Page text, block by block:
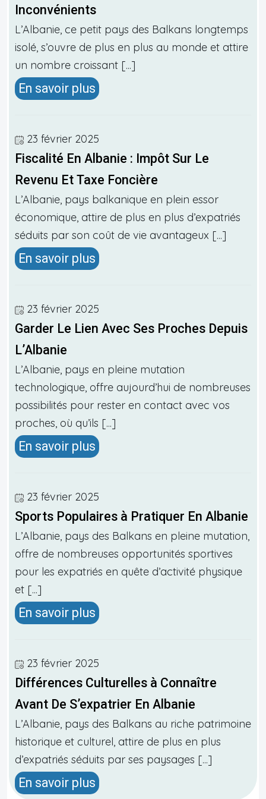
Inconvénients
L’Albanie, ce petit pays des Balkans longtemps
isolé, s’ouvre de plus en plus au monde et attire
un nombre croissant [...]
En savoir plus
23 février 2025
Fiscalité En Albanie : Impôt Sur Le
Revenu Et Taxe Foncière
L’Albanie, pays balkanique en plein essor
économique, attire de plus en plus d’expatriés
séduits par son coût de vie avantageux [...]
En savoir plus
23 février 2025
Garder Le Lien Avec Ses Proches Depuis
L’Albanie
L’Albanie, pays en pleine mutation
technologique, offre aujourd’hui de nombreuses
possibilités pour rester en contact avec vos
proches, où qu’ils [...]
En savoir plus
23 février 2025
Sports Populaires à Pratiquer En Albanie
L’Albanie, pays des Balkans en pleine mutation,
offre de nombreuses opportunités sportives
pour les expatriés en quête d’activité physique
et [...]
En savoir plus
23 février 2025
Différences Culturelles à Connaître
Avant De S’expatrier En Albanie
L’Albanie, pays des Balkans au riche patrimoine
historique et culturel, attire de plus en plus
d’expatriés séduits par ses paysages [...]
En savoir plus